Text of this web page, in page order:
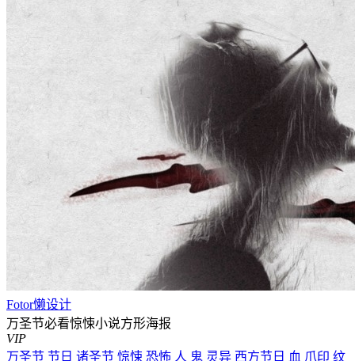
Fotor懒设计
万圣节必看惊悚小说方形海报
VIP
万圣节 节日 诸圣节 惊悚 恐怖 人 鬼 灵异 西方节日 血 爪印 纹